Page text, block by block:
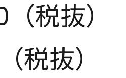
税抜）
抜）